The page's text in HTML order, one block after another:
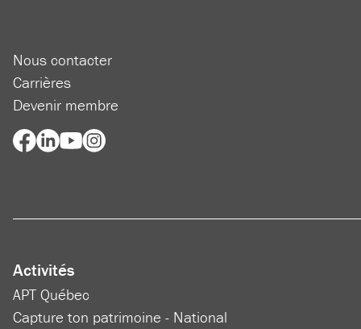
Nous contacter
Carrières
Devenir membre
Activités
APT Québec
Capture ton patrimoine - National